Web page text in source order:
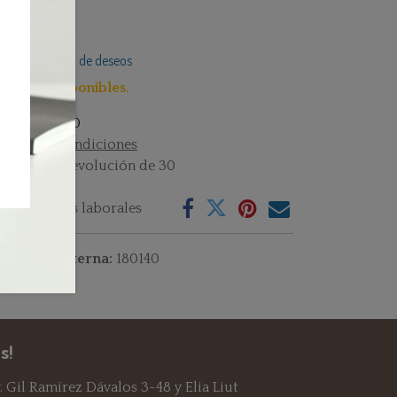
Añadir a lista de deseos
1 Uni disponibles.
: 1.0
y condiciones
de devolución de 30
2-3 días laborales
interna: 180140
Gil Ramírez Dávalos 3-48 y Elia Liut